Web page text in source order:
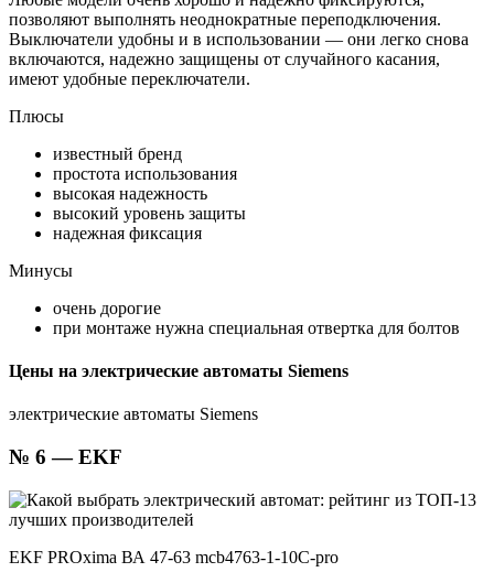
позволяют выполнять неоднократные переподключения.
Выключатели удобны и в использовании — они легко снова
включаются, надежно защищены от случайного касания,
имеют удобные переключатели.
Плюсы
известный бренд
простота использования
высокая надежность
высокий уровень защиты
надежная фиксация
Минусы
очень дорогие
при монтаже нужна специальная отвертка для болтов
Цены на электрические автоматы Siemens
электрические автоматы Siemens
№ 6 — EKF
EKF PROxima ВА 47-63 mcb4763-1-10C-pro